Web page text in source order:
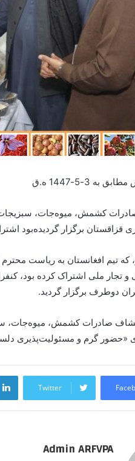
کشمش، میوه‌جات،
برگزار گردیده‌بود
تیم افغانستان به ریاست
ملی اشتراک کرده بود،
صادرات کشمش، میوه‌جات،
«حضور گرم و مسئولیت‌پذیری
Twitter
Admin ARFVPA